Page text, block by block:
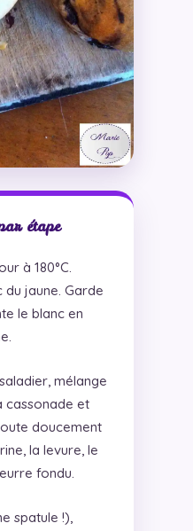
étape
à 180°C.
du jaune. Garde
le blanc en
mélange
cassonade et
doucement
la levure, le
fondu.
spatule !),